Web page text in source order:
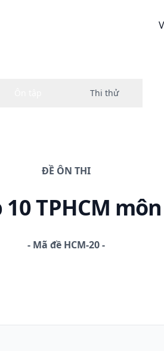
ĐỀ ÔN THI
TPHCM
- Mã đề HCM-20